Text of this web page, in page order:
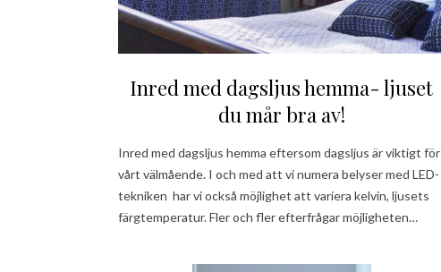
Inred med dagsljus hemma- ljuset
du mår bra av!
Inred med dagsljus hemma eftersom dagsljus är viktigt för
vårt välmående. I och med att vi numera belyser med LED-
tekniken har vi också möjlighet att variera kelvin, ljusets
färgtemperatur. Fler och fler efterfrågar möjligheten…